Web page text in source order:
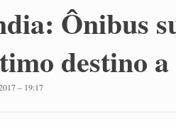
Ônibus
destino
– 19:17